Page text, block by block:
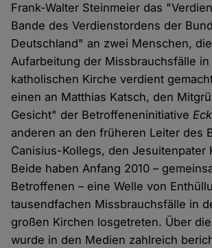
Frank-Walter Steinmeier das
Bande des Verdienstordens der
Deutschland" an zwei Menschen,
Aufarbeitung der Missbrauchsfälle in
katholischen Kirche verdient
einen an Matthias Katsch, den
Gesicht" der Betroffeneninitiative
anderen an den früheren Leiter des
Canisius-Kollegs, den Jesuitenpater
Beide haben Anfang 2010 –
Betroffenen – eine Welle von
tausendfachen Missbrauchsfälle in
großen Kirchen losgetreten. Über
wurde in den Medien zahlreich